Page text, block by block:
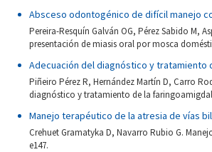
Absceso odontogénico de difícil manejo
Pereira-Resquín Galván OG, Pérez Sabido M,
presentación de miasis oral por mosca
Adecuación del diagnóstico y tratamiento
Piñeiro Pérez R, Hernández Martín D, Carro
diagnóstico y tratamiento de la
Manejo terapéutico de la atresia de vías
Crehuet Gramatyka D, Navarro Rubio G.
e147.